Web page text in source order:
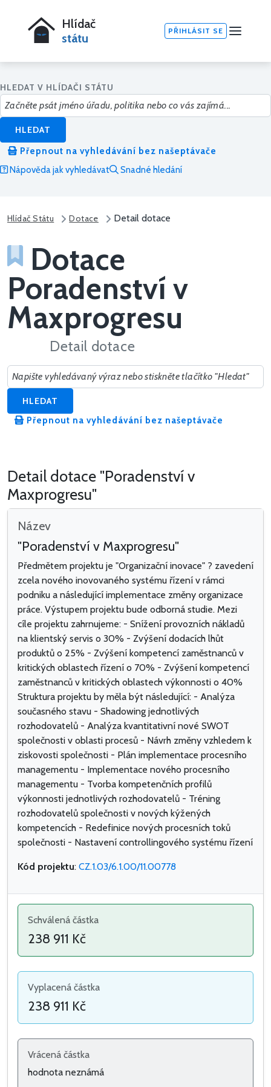
Hlídač
státu
PŘIHLÁSIT SE
HLEDAT V HLÍDAČI STÁTU
HLEDAT
Přepnout na vyhledávání bez našeptávače
Nápověda jak vyhledávat
Snadné hledání
Hlídač Státu Dotace Detail dotace
Dotace
Poradenství v
Maxprogresu
Detail dotace
Hledat v dotacích
HLEDAT
Přepnout na vyhledávání bez našeptávače
Detail dotace "Poradenství v
Maxprogresu"
Název
"Poradenství v Maxprogresu"
Předmětem projektu je "Organizační inovace" ? zavedení
zcela nového inovovaného systému řízení v rámci
podniku a následující implementace změny organizace
práce. Výstupem projektu bude odborná studie. Mezi
cíle projektu zahrnujeme: - Snížení provozních nákladů
na klientský servis o 30% - Zvýšení dodacích lhůt
produktů o 25% - Zvýšení kompetencí zaměstnanců v
kritických oblastech řízení o 70% - Zvýšení kompetencí
zaměstnanců v kritických oblastech výkonnosti o 40%
Struktura projektu by měla být následující: - Analýza
současného stavu - Shadowing jednotlivých
rozhodovatelů - Analýza kvantitativní nové SWOT
společnosti v oblasti procesů - Návrh změny vzhledem k
ziskovosti společnosti - Plán implementace procesního
managementu - Implementace nového procesního
managementu - Tvorba kompetenčních profilů
výkonnosti jednotlivých rozhodovatelů - Tréning
rozhodovatelů společnosti v nových kýžených
kompetencích - Redefinice nových procesních toků
společnosti - Nastavení controllingového systému řízení
Kód projektu: CZ.1.03/6.1.00/11.00778
Schválená částka
238 911 Kč
Vyplacená částka
238 911 Kč
Vrácená částka
hodnota neznámá